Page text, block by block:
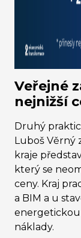
Veřejné
nejnižší
Druhý
Luboš Věrný
kraje
který se
ceny. Kraj
a BIM a u
náklady.